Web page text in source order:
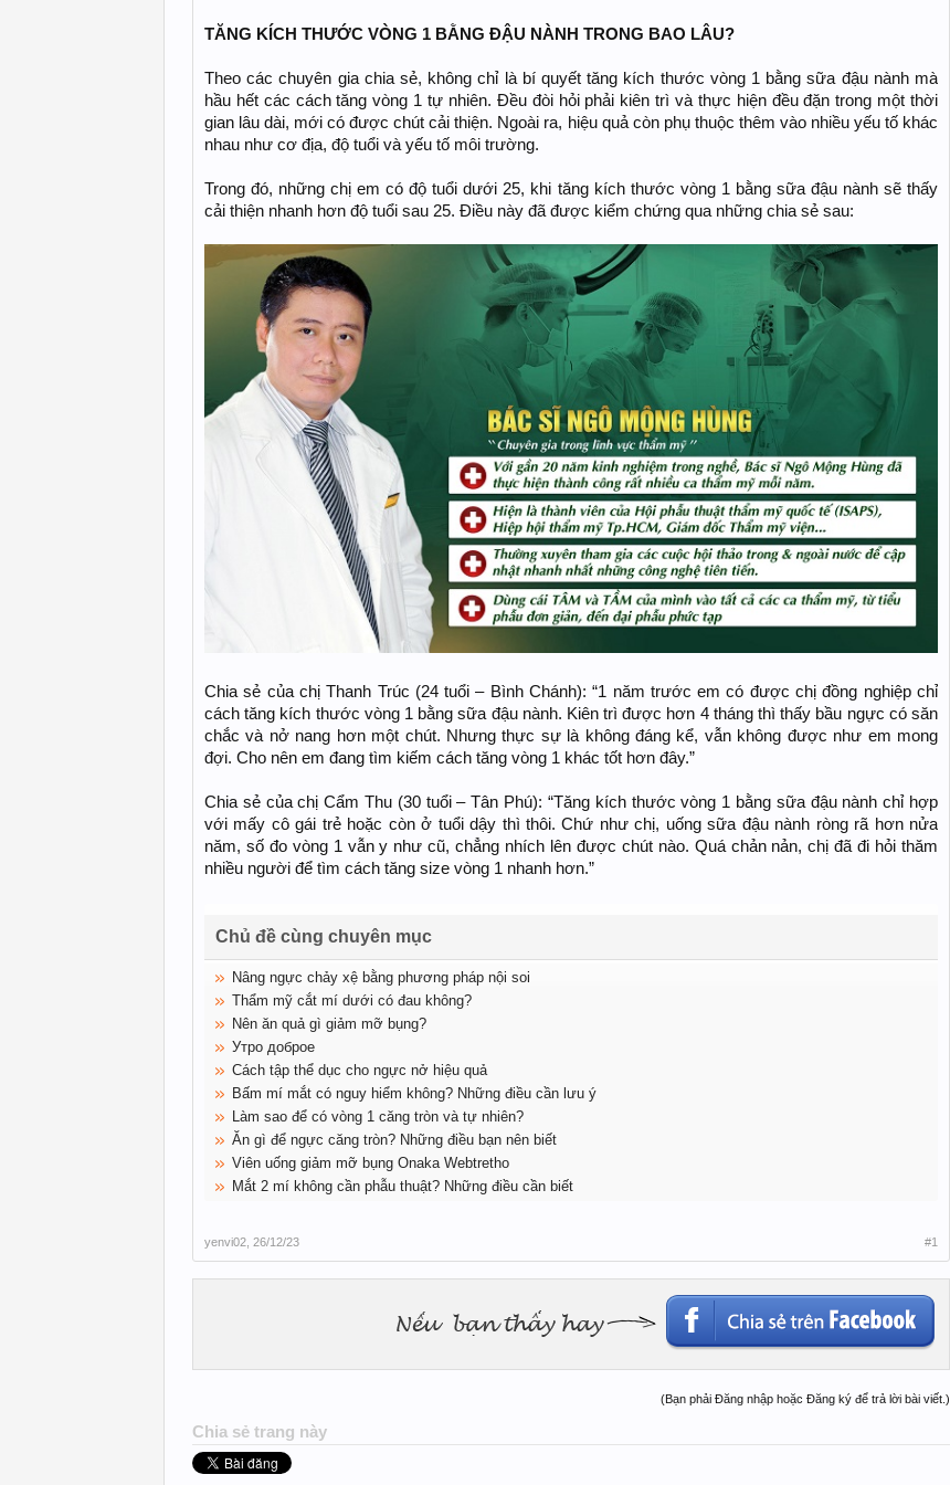
TĂNG KÍCH THƯỚC VÒNG 1 BẰNG ĐẬU NÀNH TRONG BAO LÂU?
Theo các chuyên gia chia sẻ, không chỉ là bí quyết tăng kích thước vòng 1 bằng sữa đậu nành mà
hầu hết các cách tăng vòng 1 tự nhiên. Đều đòi hỏi phải kiên trì và thực hiện đều đặn trong một thời
gian lâu dài, mới có được chút cải thiện. Ngoài ra, hiệu quả còn phụ thuộc thêm vào nhiều yếu tố khác
nhau như cơ địa, độ tuổi và yếu tố môi trường.
Trong đó, những chị em có độ tuổi dưới 25, khi tăng kích thước vòng 1 bằng sữa đậu nành sẽ thấy
cải thiện nhanh hơn độ tuổi sau 25. Điều này đã được kiểm chứng qua những chia sẻ sau:
Chia sẻ của chị Thanh Trúc (24 tuổi – Bình Chánh): “1 năm trước em có được chị đồng nghiệp chỉ
cách tăng kích thước vòng 1 bằng sữa đậu nành. Kiên trì được hơn 4 tháng thì thấy bầu ngực có săn
chắc và nở nang hơn một chút. Nhưng thực sự là không đáng kể, vẫn không được như em mong
đợi. Cho nên em đang tìm kiếm cách tăng vòng 1 khác tốt hơn đây.”
Chia sẻ của chị Cẩm Thu (30 tuổi – Tân Phú): “Tăng kích thước vòng 1 bằng sữa đậu nành chỉ hợp
với mấy cô gái trẻ hoặc còn ở tuổi dậy thì thôi. Chứ như chị, uống sữa đậu nành ròng rã hơn nửa
năm, số đo vòng 1 vẫn y như cũ, chẳng nhích lên được chút nào. Quá chản nản, chị đã đi hỏi thăm
nhiều người để tìm cách tăng size vòng 1 nhanh hơn.”
Chủ đề cùng chuyên mục
Nâng ngực chảy xệ bằng phương pháp nội soi
Thẩm mỹ cắt mí dưới có đau không?
Nên ăn quả gì giảm mỡ bụng?
Утро доброе
Cách tập thể dục cho ngực nở hiệu quả
Bấm mí mắt có nguy hiểm không? Những điều cần lưu ý
Làm sao để có vòng 1 căng tròn và tự nhiên?
Ăn gì để ngực căng tròn? Những điều bạn nên biết
Viên uống giảm mỡ bụng Onaka Webtretho
Mắt 2 mí không cần phẫu thuật? Những điều cần biết
yenvi02 26/12/23 #1
(Bạn phải Đăng nhập hoặc Đăng ký để trả lời bài viết.)
Chia sẻ trang này